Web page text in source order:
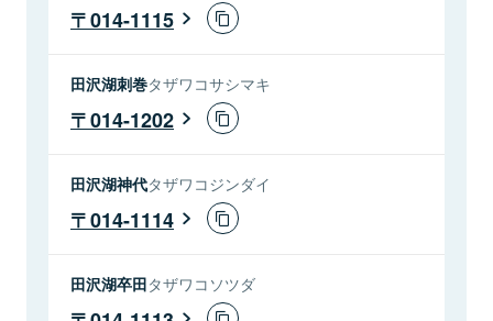
014-1115
田沢湖刺巻タザワコサシマキ
014-1202
田沢湖神代タザワコジンダイ
014-1114
田沢湖卒田タザワコソツダ